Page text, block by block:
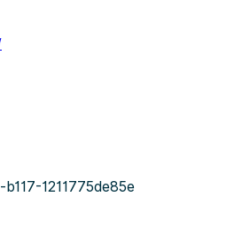
1211775de85e